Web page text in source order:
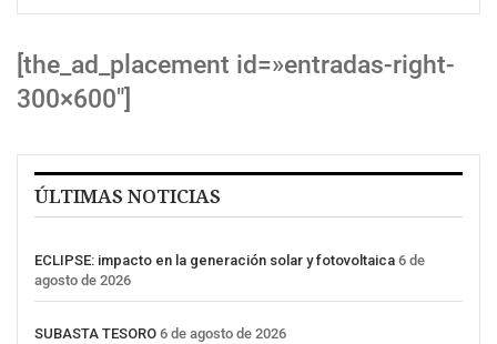
[the_ad_placement id=»entradas-right-
300×600″]
ÚLTIMAS NOTICIAS
ECLIPSE: impacto en la generación solar y fotovoltaica 6 de
agosto de 2026
SUBASTA TESORO 6 de agosto de 2026